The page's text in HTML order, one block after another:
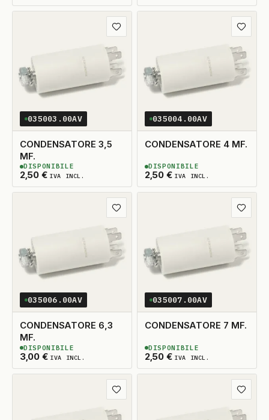
Aggiungi ai preferiti
035003.00AV
CONDENSATORE 3,5
MF.
2,50 € IVA INCL.
2DISPONIBILI
DISPONIBILE
035004.00AV
CONDENSATORE 4 MF.
2,50 € IVA INCL.
2DISPONIBILI
DISPONIBILE
Aggiungi ai preferiti
035006.00AV
CONDENSATORE 6,3
MF.
3,00 € IVA INCL.
2DISPONIBILI
DISPONIBILE
035007.00AV
CONDENSATORE 7 MF.
2,50 € IVA INCL.
3DISPONIBILI
DISPONIBILE
Aggiungi ai preferiti